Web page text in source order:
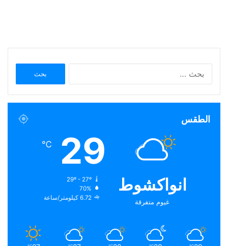
الطقس
انواكشوط
غيوم متفرقة
29
℃
29º - 27º
70%
6.72 كيلومتر/ساعة